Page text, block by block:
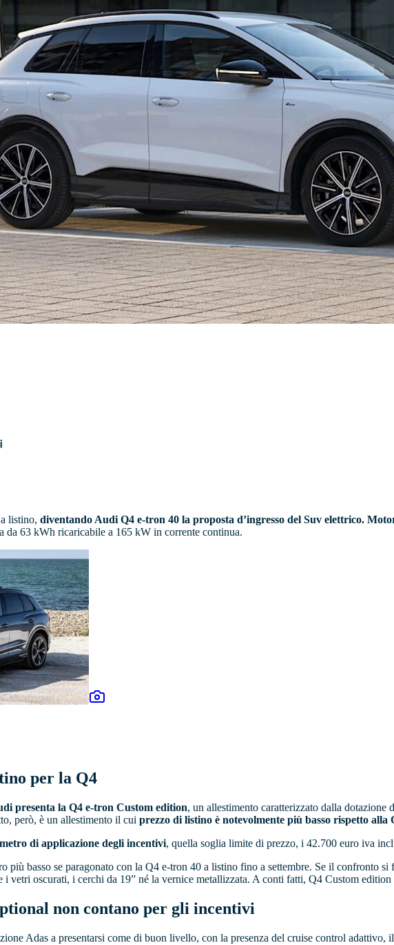
listino, diventando Audi Q4 e-tron 40 la proposta d’ingresso del Suv elettrico.
da 63 kWh ricaricabile a 165 kW in corrente continua.
per la Q4
presenta la Q4 e-tron Custom edition, un allestimento caratterizzato dalla
però, è un allestimento il cui prezzo di listino è notevolmente più basso rispetto alla
di applicazione degli incentivi, quella soglia limite di prezzo, i 42.700 euro iva
più basso se paragonato con la Q4 e-tron 40 a listino fino a settembre. Se il confronto si
i vetri oscurati, i cerchi da 19” né la vernice metallizzata. A conti fatti, Q4 Custom
non contano per gli incentivi
Adas a presentarsi come di buon livello, con la presenza del cruise control adattivo,